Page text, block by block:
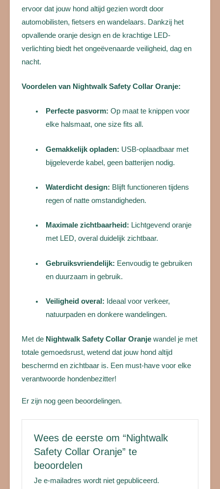
ervoor dat jouw hond altijd gezien wordt door
automobilisten, fietsers en wandelaars. Dankzij het
opvallende oranje design en de krachtige LED-
verlichting biedt het ongeëvenaarde veiligheid, dag en
nacht.
Voordelen van Nightwalk Safety Collar Oranje:
Perfecte pasvorm: Op maat te knippen voor
elke halsmaat, one size fits all.
Gemakkelijk opladen: USB-oplaadbaar met
bijgeleverde kabel, geen batterijen nodig.
Waterdicht design: Blijft functioneren tijdens
regen of natte omstandigheden.
Maximale zichtbaarheid: Lichtgevend oranje
met LED, overal duidelijk zichtbaar.
Gebruiksvriendelijk: Eenvoudig te gebruiken
en duurzaam in gebruik.
Veiligheid overal: Ideaal voor verkeer,
natuurpaden en donkere wandelingen.
Met de Nightwalk Safety Collar Oranje wandel je met
totale gemoedsrust, wetend dat jouw hond altijd
beschermd en zichtbaar is. Een must-have voor elke
verantwoorde hondenbezitter!
Er zijn nog geen beoordelingen.
Wees de eerste om “Nightwalk
Safety Collar Oranje” te
beoordelen
Je e-mailadres wordt niet gepubliceerd.